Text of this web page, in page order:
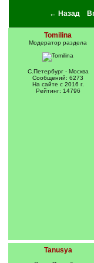
← Назад
Tomilina
Модератор раздела
С.Петербург - Москва
Сообщений: 6273
На сайте с 2016 г.
Рейтинг: 14796
Tanusya